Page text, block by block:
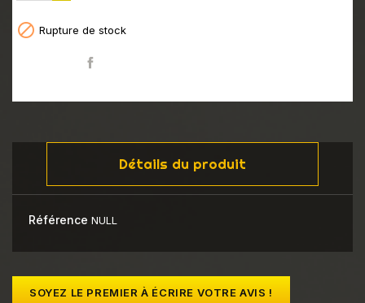
 Rupture de stock
Détails du produit
Référence NULL
SOYEZ LE PREMIER À ÉCRIRE VOTRE AVIS !